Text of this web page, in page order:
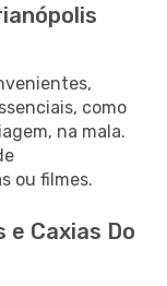
como
na mala.
ou filmes.
Caxias Do